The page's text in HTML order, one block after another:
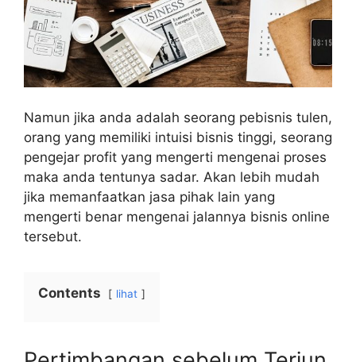
Namun jika anda adalah seorang pebisnis tulen,
orang yang memiliki intuisi bisnis tinggi, seorang
pengejar profit yang mengerti mengenai proses
maka anda tentunya sadar. Akan lebih mudah
jika memanfaatkan jasa pihak lain yang
mengerti benar mengenai jalannya bisnis online
tersebut.
Contents lihat